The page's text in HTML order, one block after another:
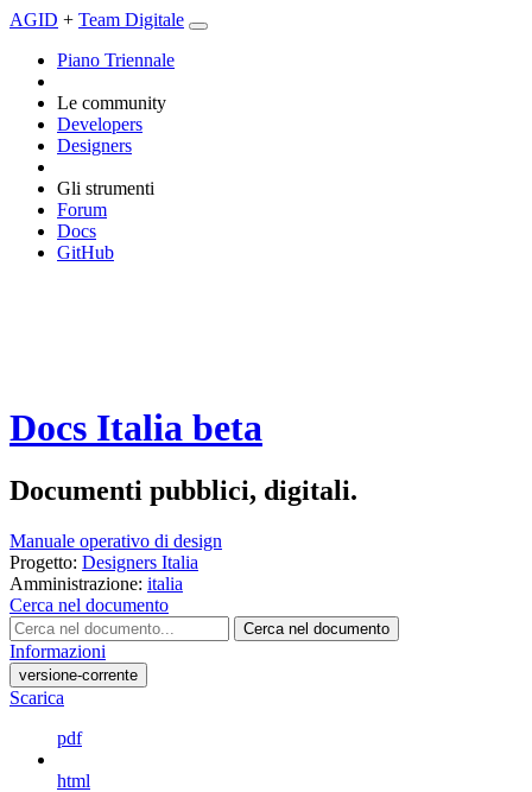
AGID + Team Digitale
Piano Triennale
Le community
Developers
Designers
Gli strumenti
Forum
Docs
GitHub
Docs Italia beta
Documenti pubblici, digitali.
Manuale operativo di design
Progetto: Designers Italia
Amministrazione: italia
Cerca nel documento
Cerca nel documento
Informazioni
versione-corrente
Scarica
pdf
html